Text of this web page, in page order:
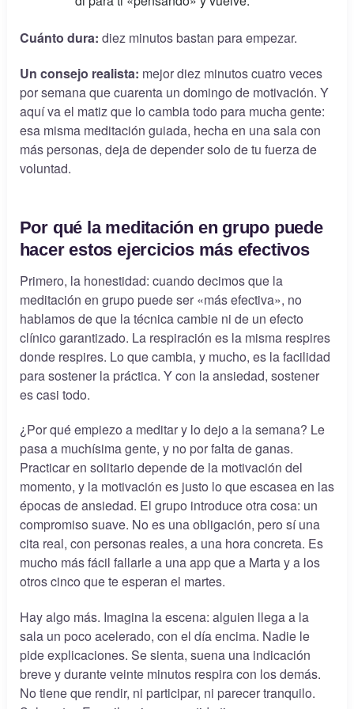
Cuánto dura: diez minutos bastan para empezar.
Un consejo realista: mejor diez minutos cuatro veces
por semana que cuarenta un domingo de motivación. Y
aquí va el matiz que lo cambia todo para mucha gente:
esa misma meditación guiada, hecha en una sala con
más personas, deja de depender solo de tu fuerza de
voluntad.
Por qué la meditación en grupo puede
hacer estos ejercicios más efectivos
Primero, la honestidad: cuando decimos que la
meditación en grupo puede ser «más efectiva», no
hablamos de que la técnica cambie ni de un efecto
clínico garantizado. La respiración es la misma respires
donde respires. Lo que cambia, y mucho, es la facilidad
para sostener la práctica. Y con la ansiedad, sostener
es casi todo.
¿Por qué empiezo a meditar y lo dejo a la semana? Le
pasa a muchísima gente, y no por falta de ganas.
Practicar en solitario depende de la motivación del
momento, y la motivación es justo lo que escasea en las
épocas de ansiedad. El grupo introduce otra cosa: un
compromiso suave. No es una obligación, pero sí una
cita real, con personas reales, a una hora concreta. Es
mucho más fácil fallarle a una app que a Marta y a los
otros cinco que te esperan el martes.
Hay algo más. Imagina la escena: alguien llega a la
sala un poco acelerado, con el día encima. Nadie le
pide explicaciones. Se sienta, suena una indicación
breve y durante veinte minutos respira con los demás.
No tiene que rendir, ni participar, ni parecer tranquilo.